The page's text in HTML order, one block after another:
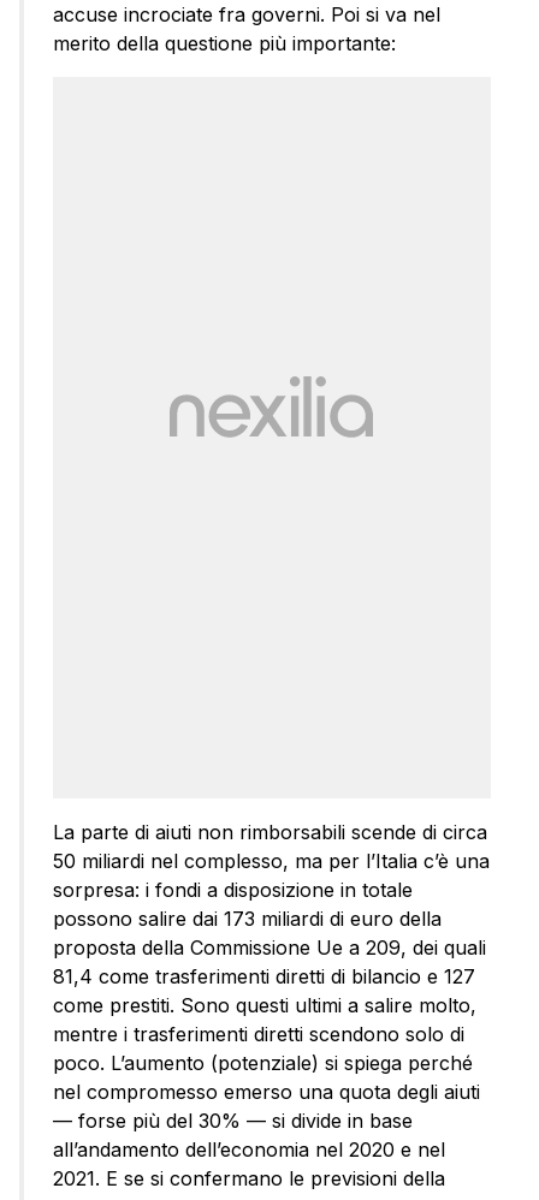
accuse incrociate fra governi. Poi si va nel
merito della questione più importante:
La parte di aiuti non rimborsabili scende di circa
50 miliardi nel complesso, ma per l’Italia c’è una
sorpresa: i fondi a disposizione in totale
possono salire dai 173 miliardi di euro della
proposta della Commissione Ue a 209, dei quali
81,4 come trasferimenti diretti di bilancio e 127
come prestiti. Sono questi ultimi a salire molto,
mentre i trasferimenti diretti scendono solo di
poco. L’aumento (potenziale) si spiega perché
nel compromesso emerso una quota degli aiuti
— forse più del 30% — si divide in base
all’andamento dell’economia nel 2020 e nel
2021. E se si confermano le previsioni della